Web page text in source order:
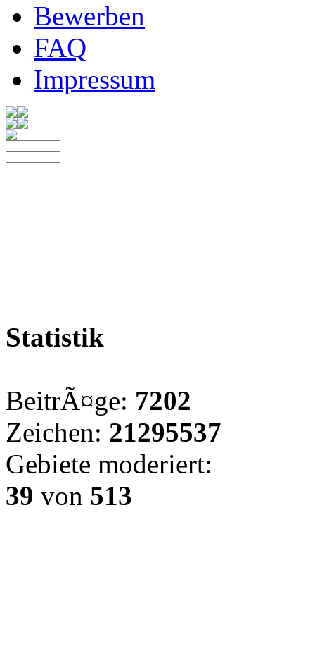
Bewerben
FAQ
Impressum
Statistik
BeitrÃ¤ge: 7202
Zeichen: 21295537
Gebiete moderiert:
39 von 513